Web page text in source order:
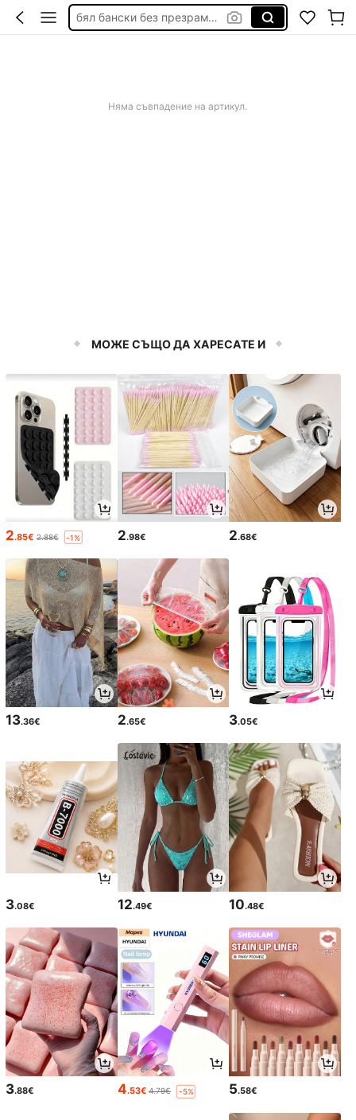
бял бански без презрамки
Няма съвпадение на артикул.
МОЖЕ СЪЩО ДА ХАРЕСАТЕ И
2.85€ 2.88€ -1% 2.98€ 2.68€
13.36€ 2.65€ 3.05€
3.08€ 12.49€ 10.48€
3.88€ 4.53€ 4.79€ -5% 5.58€